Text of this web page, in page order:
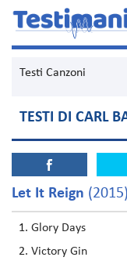
Testi Canzoni
TESTI DI CARL
Let It Reign (2015)
Glory Days
Victory Gin